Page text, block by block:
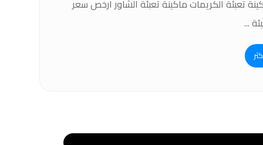
تعبئة الكريمات ماكينة تعبئة الشاور ارخص سعر
...